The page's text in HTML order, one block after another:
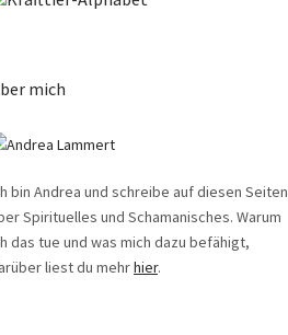
mich
bin Andrea und schreibe auf diesen Seiten
Spirituelles und Schamanisches. Warum
das tue und was mich dazu befähigt,
liest du mehrhier.